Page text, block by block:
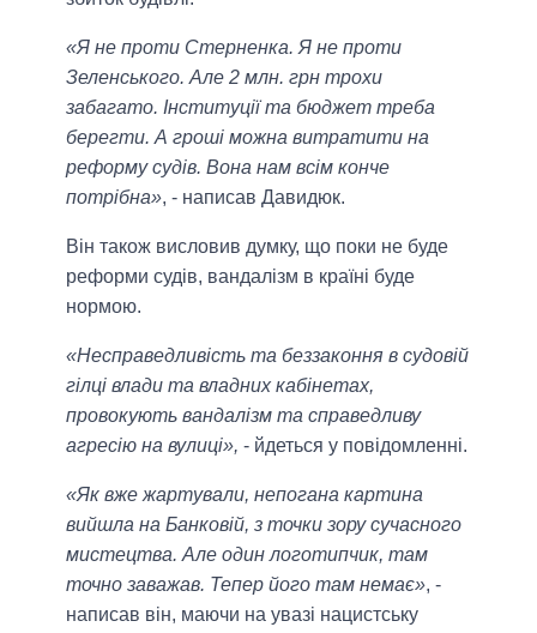
«Я не проти Стерненка. Я не проти
Зеленського. Але 2 млн. грн трохи
забагато. Інституції та бюджет треба
берегти. А гроші можна витратити на
реформу судів. Вона нам всім конче
потрібна», - написав Давидюк.
Він також висловив думку, що поки не буде
реформи судів, вандалізм в країні буде
нормою.
«Несправедливість та беззаконня в судовій
гілці влади та владних кабінетах,
провокують вандалізм та справедливу
агресію на вулиці», - йдеться у повідомленні.
«Як вже жартували, непогана картина
вийшла на Банковій, з точки зору сучасного
мистецтва. Але один логотипчик, там
точно заважав. Тепер його там немає», -
написав він, маючи на увазі нацистську